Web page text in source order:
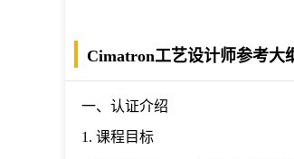
Cimatron工艺设计师参考大
一、认证介绍
1. 课程目标